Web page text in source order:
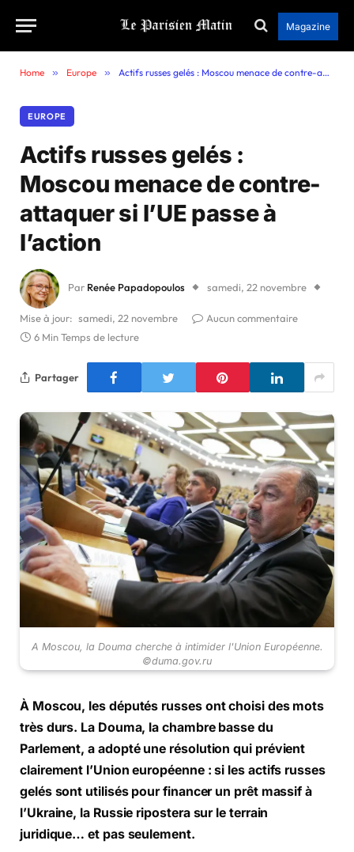
Magazine
Home » Europe » Actifs russes gelés : Moscou menace de contre-attaquer si l’UE passe à l’action
EUROPE
Actifs russes gelés :
Moscou menace de contre-
attaquer si l’UE passe à
l’action
Par Renée Papadopoulos samedi, 22 novembre
Mise à jour: samedi, 22 novembre
Aucun commentaire
6 Min Temps de lecture
Partager
A Moscou, la Douma cherche à intimider l'Union Européenne.
©duma.gov.ru
À Moscou, les députés russes ont choisi des mots
très durs. La Douma, la chambre basse du
Parlement, a adopté une résolution qui prévient
clairement l’Union européenne : si les actifs russes
gelés sont utilisés pour financer un prêt massif à
l’Ukraine, la Russie ripostera sur le terrain
juridique… et pas seulement.